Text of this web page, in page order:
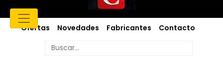
Ofertas Novedades Fabricantes Contacto